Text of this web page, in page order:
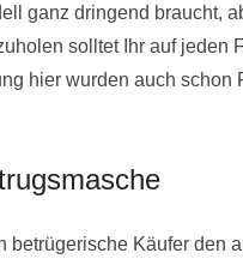
ganz dringend braucht,
solltet Ihr auf jeden
hier wurden auch
betrügerische Käufer den